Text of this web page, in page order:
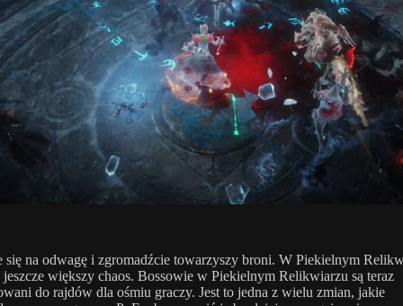
się na odwagę i zgromadźcie towarzyszy broni. W Piekielnym
jeszcze większy chaos. Bossowie w Piekielnym Relikwiarzu są teraz
do rajdów dla ośmiu graczy. Jest to jedna z wielu zmian, jakie